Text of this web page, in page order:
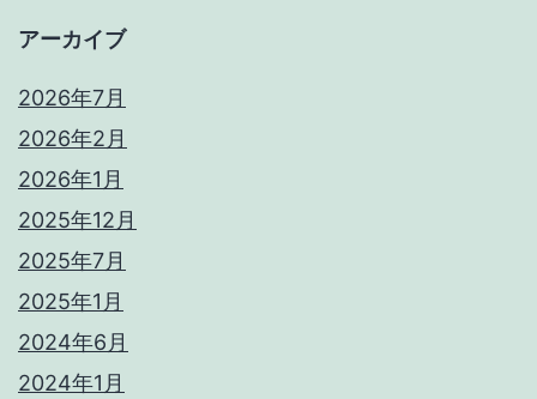
アーカイブ
2026年7月
2026年2月
2026年1月
2025年12月
2025年7月
2025年1月
2024年6月
2024年1月